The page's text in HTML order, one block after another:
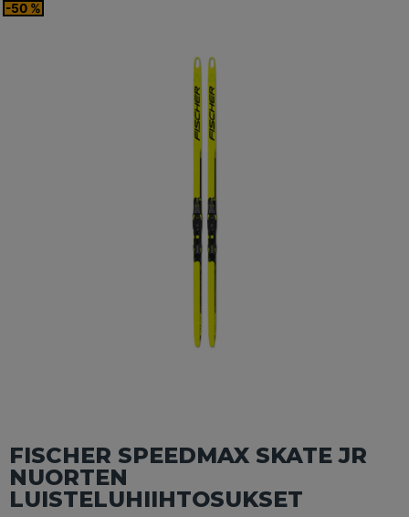
-50 %
FISCHER SPEEDMAX SKATE JR
NUORTEN
LUISTELUHIIHTOSUKSET